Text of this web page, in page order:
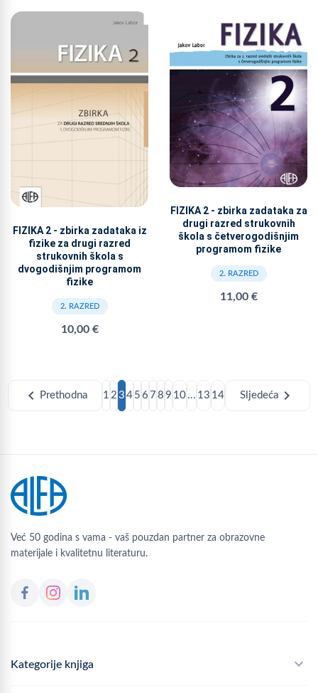
FIZIKA 2 - zbirka zadataka iz
fizike za drugi razred
strukovnih škola s
dvogodišnjim programom
fizike
2. RAZRED
10,00 €
FIZIKA 2 - zbirka zadataka za
drugi razred strukovnih
škola s četverogodišnjim
programom fizike
2. RAZRED
11,00 €
chevron_left Prethodna 1 2 3 4 5 6 7 8 9 10 ... 13 14 Sljedeća chevron_right
Već 50 godina s vama - vaš pouzdan partner za obrazovne
materijale i kvalitetnu literaturu.
Kategorije knjiga